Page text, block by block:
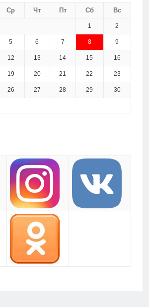
Ср Чт Пт Сб Вс
1 2
5 6 7 8 9
12 13 14 15 16
19 20 21 22 23
26 27 28 29 30